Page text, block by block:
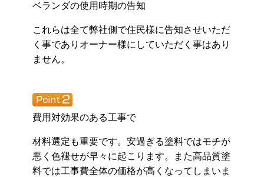
ベランダの使用時期の告知
これらは全て弊社側で住民様に告知させいただ
く事でありオーナー様にしていただく事はあり
ません。
費用対効果のある工事で
材料選定も重要です。安過ぎる塗料ではモチが
悪く色褪せが早々に起こります。また高品質塗
料では工事費全体の価格が高くなってしまいま